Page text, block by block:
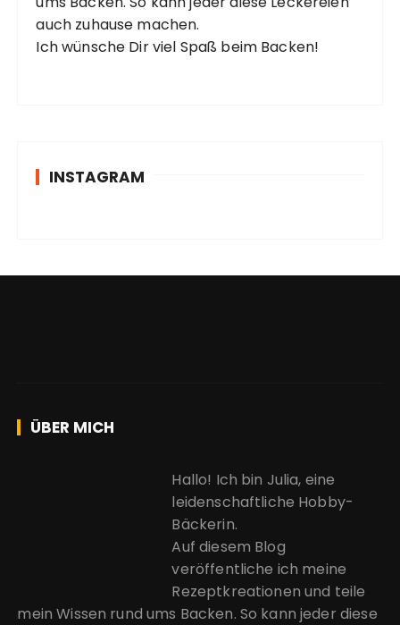
auch zuhause machen.
Ich wünsche Dir viel Spaß beim Backen!
INSTAGRAM
ÜBER MICH
Hallo! Ich bin Julia, eine
leidenschaftliche Hobby-
Bäckerin.
Auf diesem Blog
veröffentliche ich meine
Rezeptkreationen und teile
mein Wissen rund ums Backen. So kann jeder diese